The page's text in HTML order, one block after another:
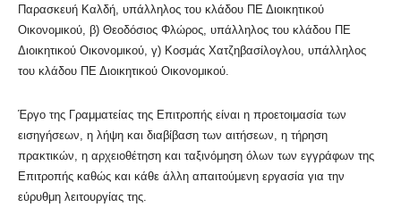
Παρασκευή Καλδή, υπάλληλος του κλάδου ΠΕ Διοικητικού
Οικονομικού, β) Θεοδόσιος Φλώρος, υπάλληλος του κλάδου ΠΕ
Διοικητικού Οικονομικού, γ) Κοσμάς Χατζηβασίλογλου, υπάλληλος
του κλάδου ΠΕ Διοικητικού Οικονομικού.
Έργο της Γραμματείας της Επιτροπής είναι η προετοιμασία των
εισηγήσεων, η λήψη και διαβίβαση των αιτήσεων, η τήρηση
πρακτικών, η αρχειοθέτηση και ταξινόμηση όλων των εγγράφων της
Επιτροπής καθώς και κάθε άλλη απαιτούμενη εργασία για την
εύρυθμη λειτουργίας της.